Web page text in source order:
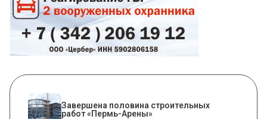
Завершена половина строительных
работ «Пермь-Арены»